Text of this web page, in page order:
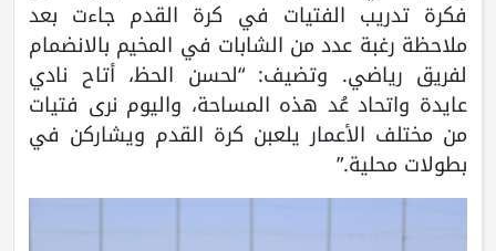
فكرة تدريب الفتيات في كرة القدم جاءت بعد
ملاحظة رغبة عدد من الشابات في المخيم بالانضمام
لفريق رياضي. وتضيف: “لحسن الحظ، أتاح نادي
عايدة واتحاد عُد هذه المساحة، واليوم نرى فتيات
من مختلف الأعمار يلعبن كرة القدم ويشاركن في
بطولات محلية.”